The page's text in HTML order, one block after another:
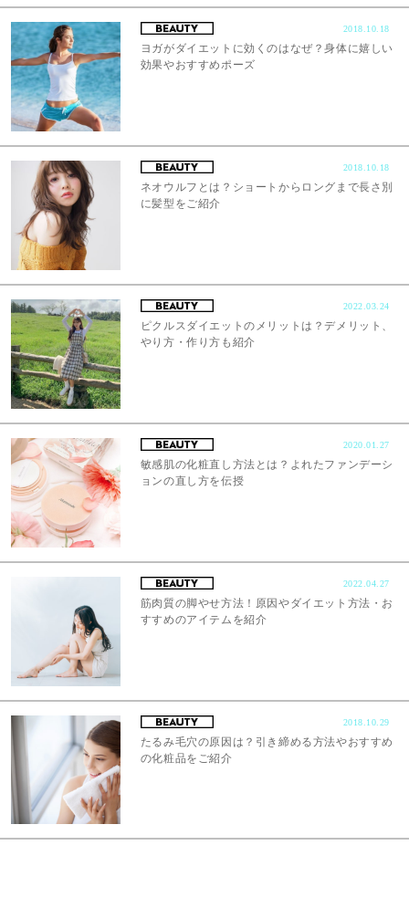
2018.10.18
ヨガがダイエットに効くのはなぜ？身体に嬉しい
効果やおすすめポーズ
2018.10.18
ネオウルフとは？ショートからロングまで長さ別
に髪型をご紹介
2022.03.24
ピクルスダイエットのメリットは？デメリット、
やり方・作り方も紹介
2020.01.27
敏感肌の化粧直し方法とは？よれたファンデーシ
ョンの直し方を伝授
2022.04.27
筋肉質の脚やせ方法！原因やダイエット方法・お
すすめのアイテムを紹介
2018.10.29
たるみ毛穴の原因は？引き締める方法やおすすめ
の化粧品をご紹介